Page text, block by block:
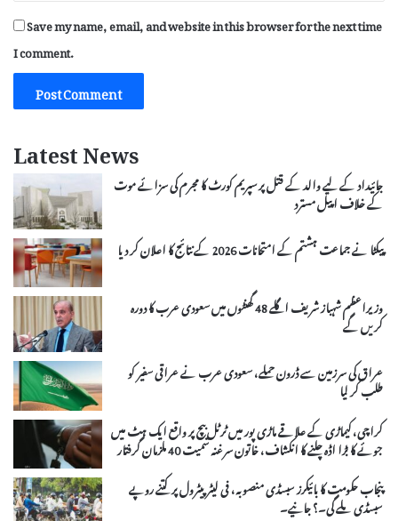
Save my name, email, and website in this browser for the next time
I comment.
Latest News
جائیداد کے لیے والد کے قتل پر سپریم کورٹ کا مجرم کی سزائے موت
کے خلاف اپیل مسترد
پیکٹا نے جماعت ہشتم کے امتحانات 2026 کے نتائج کا اعلان کر دیا
وزیراعظم شہباز شریف اگلے 48 گھنٹوں میں سعودی عرب کا دورہ
کریں گے
عراق کی سرزمین سے ڈرون حملے، سعودی عرب نے عراقی سفیر کو
طلب کر لیا
کراچی، کیماڑی کے علاقے ماڑی پور میں ٹرٹل بیچ پر واقع ایک ہٹ میں
جوئے کا بڑا اڈہ چلنے کا انکشاف، خاتون سرغنہ سمیت 40 ملزمان گرفتار
پنجاب حکومت کا بائیکرز سبسڈی منصوبہ، فی لیٹر پیٹرول پر کتنے روپے
سبسڈی ملے گی۔؟ جانیے۔